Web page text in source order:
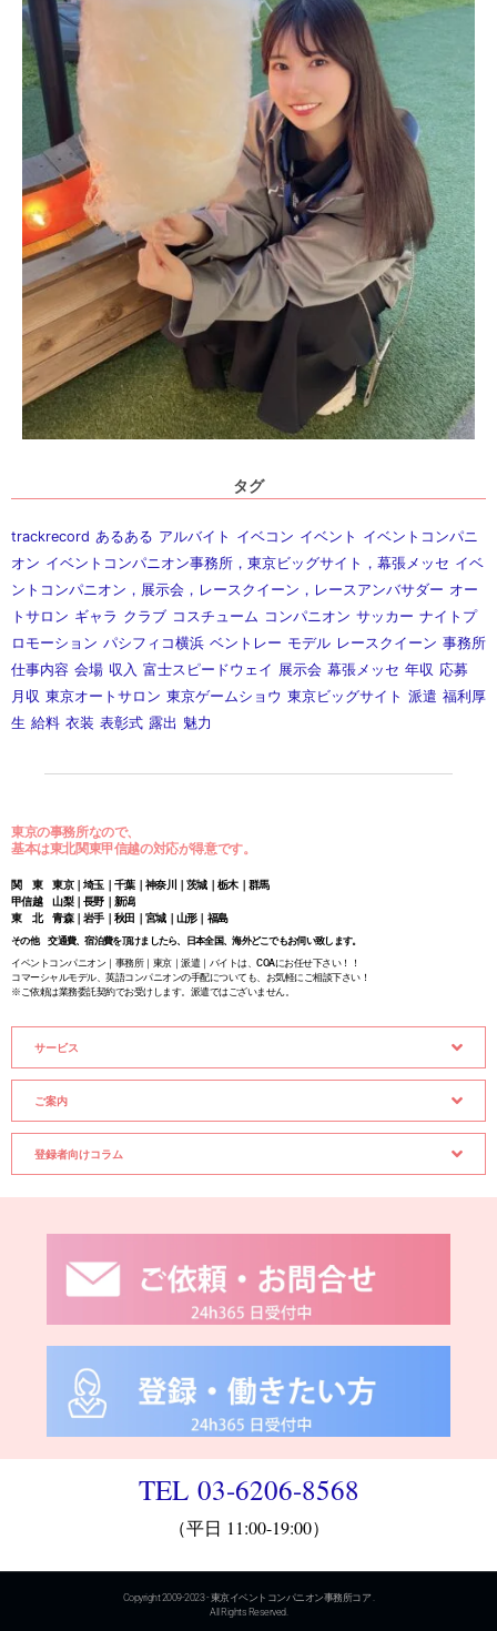
タグ
trackrecord あるある アルバイト イベコン イベント イベントコンパニ
オン イベントコンパニオン事務所，東京ビッグサイト，幕張メッセ イベ
ントコンパニオン，展示会，レースクイーン，レースアンバサダー オー
トサロン ギャラ クラブ コスチューム コンパニオン サッカー ナイトプ
ロモーション パシフィコ横浜 ベントレー モデル レースクイーン 事務所
仕事内容 会場 収入 富士スピードウェイ 展示会 幕張メッセ 年収 応募
月収 東京オートサロン 東京ゲームショウ 東京ビッグサイト 派遣 福利厚
生 給料 衣装 表彰式 露出 魅力
東京の事務所なので、
基本は東北関東甲信越の対応が得意です。
関 東 東京｜埼玉｜千葉｜神奈川｜茨城｜栃木｜群馬
甲信越 山梨｜長野｜新潟
東 北 青森｜岩手｜秋田｜宮城｜山形｜福島
その他 交通費、宿泊費を頂けましたら、日本全国、海外どこでもお伺い致します。
イベントコンパニオン｜事務所｜東京｜派遣｜バイトは、COAにお任せ下さい！！
コマーシャルモデル、英語コンパニオンの手配についても、お気軽にご相談下さい！
※ご依頼は業務委託契約でお受けします。派遣ではございません。
サービス
ご案内
登録者向けコラム
TEL 03-6206-8568
（平日 11:00-19:00）
Copyright 2009-2023 - 東京イベントコンパニオン事務所コア .
All Rights Reserved.